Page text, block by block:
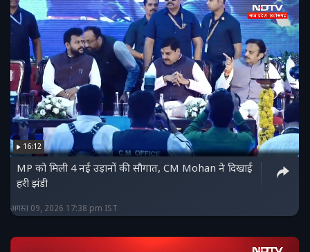
16:12
MP को मिली 4 नई उड़ानों की सौगात, CM Mohan ने दिखाई
हरी झंडी
अगस्त 09, 2026 17:38 pm IST